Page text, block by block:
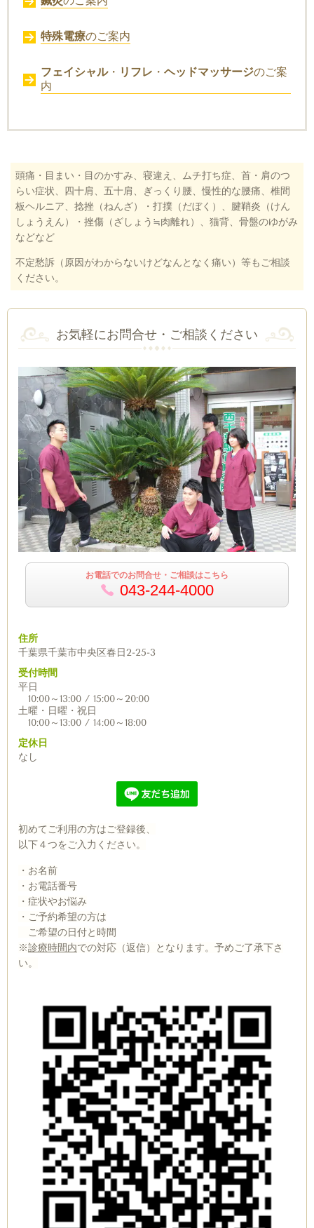
特殊電療のご案内
フェイシャル・ リフレ ・ ヘッドマッサージのご案
内
頭痛・目まい・目のかすみ、寝違え、ムチ打ち症、首・肩のつ
らい症状、四十肩、五十肩、ぎっくり腰、慢性的な腰痛、椎間
板ヘルニア、捻挫（ねんざ）・打撲（だぼく）、腱鞘炎（けん
しょうえん）・挫傷（ざしょう ≒肉離れ）、猫背、骨盤のゆがみ
などなど
不定愁訴（原因がわからないけどなんとなく痛い）等もご相談
ください。
お気軽にお問合せ・ご相談ください
お電話でのお問合せ・ご相談はこちら
043-244-4000
住所
千葉県千葉市中央区春日2-25-3
受付時間
平日
10:00～13:00 / 15:00～20:00
土曜・日曜・祝日
10:00～13:00 / 14:00～18:00
定休日
なし
初めてご利用の方はご登録後、
以下４つをご入力ください。
・お名前
・お電話番号
・症状やお悩み
・ご予約希望の方は
ご希望の日付と時間
※診療時間内での対応（返信）となります。予めご了承下さ
い。